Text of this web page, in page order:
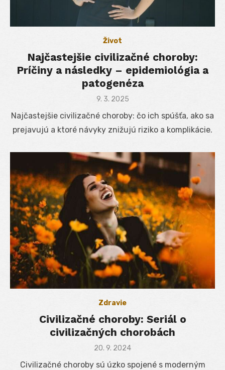
Život
Najčastejšie civilizačné choroby:
Príčiny a následky – epidemiológia a
patogenéza
Posted
9. 3. 2025
Najčastejšie civilizačné choroby: čo ich spúšťa, ako sa
prejavujú a ktoré návyky znižujú riziko a komplikácie.
Zdravie
Civilizačné choroby: Seriál o
civilizačných chorobách
Posted
20. 9. 2024
Civilizačné choroby sú úzko spojené s moderným